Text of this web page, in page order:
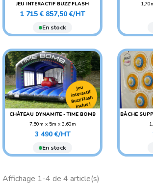
JEU INTERACTIF BUZZ'FLASH
AGE CONSEILLÉ :
ADO/ADULTE
AGE CONSEILLÉ : ENFANT
Prix
base
1 715 € Prix
857,50 €/HT
En stock
CHÂTEAU DYNAMITE - TIME BOMB
7,50m x 5m x 3,60m
POIDS : 180 KG
AGE CONSEILLÉ :
ADO/ADULTE
Prix
3 490 €/HT
En stock
BÂCHE
Affichage 1-4 de 4 article(s)